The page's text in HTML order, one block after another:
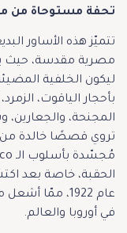
تحفة مستوحاة من
تتميّز هذه الأساور
مصرية مقدسة، حيث
ليكون الخلفية
بأحجار الياقوت،
المجنحة،
تروي قصصًا خالدة من
الحقبة، خاصة بعد
عام 1922، ممّا
في أوروبا والعالم.